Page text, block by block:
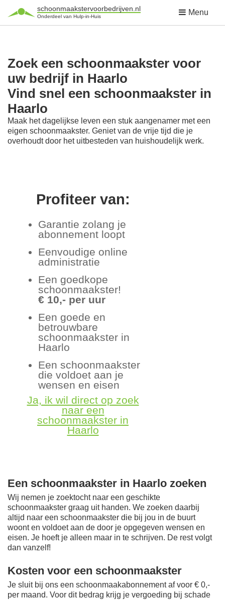
schoonmaakstervoorbedrijven.nl
Onderdeel van Hulp-in-Huis Menu
Zoek een schoonmaakster voor
uw bedrijf in Haarlo
Vind snel een schoonmaakster in
Haarlo
Maak het dagelijkse leven een stuk aangenamer met een
eigen schoonmaakster. Geniet van de vrije tijd die je
overhoudt door het uitbesteden van huishoudelijk werk.
Profiteer van:
Garantie zolang je
abonnement loopt
Eenvoudige online
administratie
Een goedkope
schoonmaakster!
€ 10,- per uur
Een goede en
betrouwbare
schoonmaakster in
Haarlo
Een schoonmaakster
die voldoet aan je
wensen en eisen
Ja, ik wil direct op zoek
naar een
schoonmaakster in
Haarlo
Een schoonmaakster in Haarlo zoeken
Wij nemen je zoektocht naar een geschikte
schoonmaakster graag uit handen. We zoeken daarbij
altijd naar een schoonmaakster die bij jou in de buurt
woont en voldoet aan de door je opgegeven wensen en
eisen. Je hoeft je alleen maar in te schrijven. De rest volgt
dan vanzelf!
Kosten voor een schoonmaakster
Je sluit bij ons een schoonmaakabonnement af voor € 0,-
per maand. Voor dit bedrag krijg je vergoeding bij schade